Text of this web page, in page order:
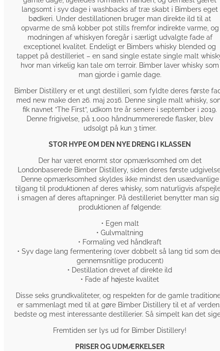
langsomt i syv dage i washbacks af træ skabt i Bimbers eget
bødkeri. Under destillationen bruger man direkte ild til at
opvarme de små kobber pot stills fremfor indirekte varme, og
modningen af whiskyen foregår i særligt udvalgte fade af
exceptionel kvalitet. Endeligt er Bimbers whisky blended og
tappet på destilleriet – en sand single estate single malt
hvor man virkelig kan tale om terroir. Bimber laver whisky som
man gjorde i gamle dage.
Bimber Distillery er et ungt destilleri, som fyldte deres første
med new make den 26. maj 2016. Denne single malt whisky,
fik navnet ”The First”, udkom tre år senere i september i 2019.
Denne frigivelse, på 1.000 håndnummererede flasker, blev
udsolgt på kun 3 timer.
STOR HYPE OM DEN NYE DRENG I KLASSEN
Der har været enormt stor opmærksomhed om det
Londonbaserede Bimber Distillery, siden deres første
Denne opmærksomhed skyldes ikke mindst den usædvanlige
tilgang til produktionen af deres whisky, som naturligvis
i smagen af deres aftapninger. På destilleriet benytter man sig
produktionen af følgende:
• Egen malt
• Gulvmaltning
• Formaling ved håndkraft
• Syv dage lang fermentering (over dobbelt så lang tid som
gennemsnitlige producent)
• Destillation drevet af direkte ild
• Fade af højeste kvalitet
Disse seks grundkvaliteter, og respekten for de gamle
er sammenlagt med til at gøre Bimber Distillery til et af
bedste og mest interessante destillerier. Så simpelt kan det
Fremtiden ser lys ud for Bimber Distillery!
PRISER OG UDMÆRKELSER